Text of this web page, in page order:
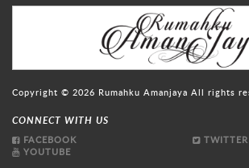
Copyright © 2026 Rumahku Amanjaya All rights
CONNECT WITH US
FACEBOOK
TWITTER
YOUTUBE